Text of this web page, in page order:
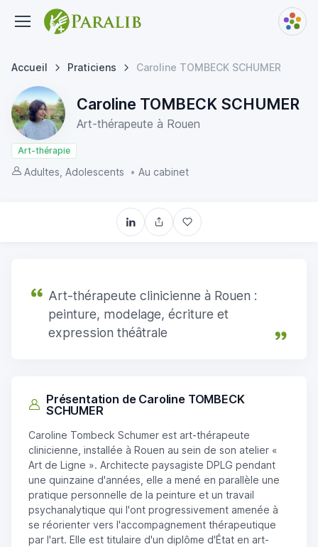
Accueil Praticiens Caroline TOMBECK SCHUMER
Caroline TOMBECK SCHUMER
Art-thérapeute à Rouen
Art-thérapie
Adultes, Adolescents • Au cabinet
Art-thérapeute clinicienne à Rouen :
peinture, modelage, écriture et
expression théâtrale
Présentation de Caroline TOMBECK
SCHUMER
Caroline Tombeck Schumer est art-thérapeute
clinicienne, installée à Rouen au sein de son atelier «
Art de Ligne ». Architecte paysagiste DPLG pendant
une quinzaine d'années, elle a mené en parallèle une
pratique personnelle de la peinture et un travail
psychanalytique qui l'ont progressivement amenée à
se réorienter vers l'accompagnement thérapeutique
par l'art. Elle est titulaire d'un diplôme d'État en art-